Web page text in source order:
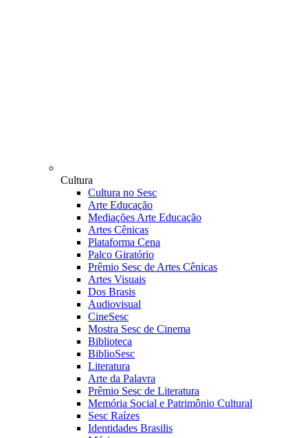
Cultura
Cultura no Sesc
Arte Educação
Mediações Arte Educação
Artes Cênicas
Plataforma Cena
Palco Giratório
Prêmio Sesc de Artes Cênicas
Artes Visuais
Dos Brasis
Audiovisual
CineSesc
Mostra Sesc de Cinema
Biblioteca
BiblioSesc
Literatura
Arte da Palavra
Prêmio Sesc de Literatura
Memória Social e Patrimônio Cultural
Sesc Raízes
Identidades Brasilis